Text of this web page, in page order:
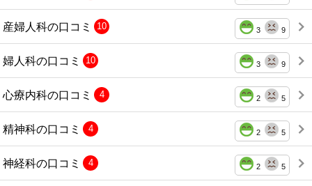
産婦人科の口コミ 3 9
10
婦人科の口コミ 3 9
10
心療内科の口コミ 2 5
4
精神科の口コミ 2 5
4
神経科の口コミ 2 5
4